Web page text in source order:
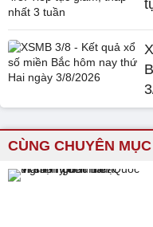
CÙNG CHUYÊN MỤC